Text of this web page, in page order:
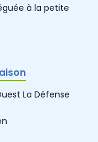
à la petite
La Défense